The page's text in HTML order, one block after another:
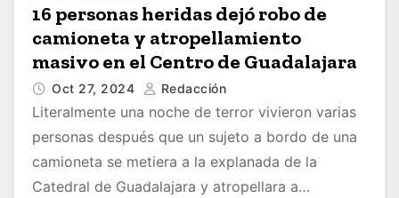
16 personas heridas dejó robo de
camioneta y atropellamiento
masivo en el Centro de Guadalajara
Oct 27, 2024 Redacción
Literalmente una noche de terror vivieron varias
personas después que un sujeto a bordo de una
camioneta se metiera a la explanada de la
Catedral de Guadalajara y atropellara a…